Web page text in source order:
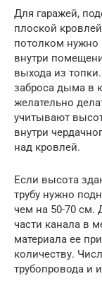
Для гаражей,
плоской
потолком нужно
внутри
выхода из
заброса дыма в
желательно
учитывают
внутри
над кровлей.
Если высота
трубу нужно
чем на 50-70 см.
части канала в
материала ее
количеству.
трубопровода и